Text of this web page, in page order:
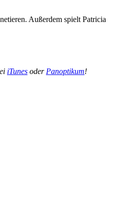
Außerdem spielt Patricia
iTunes oder Panoptikum!